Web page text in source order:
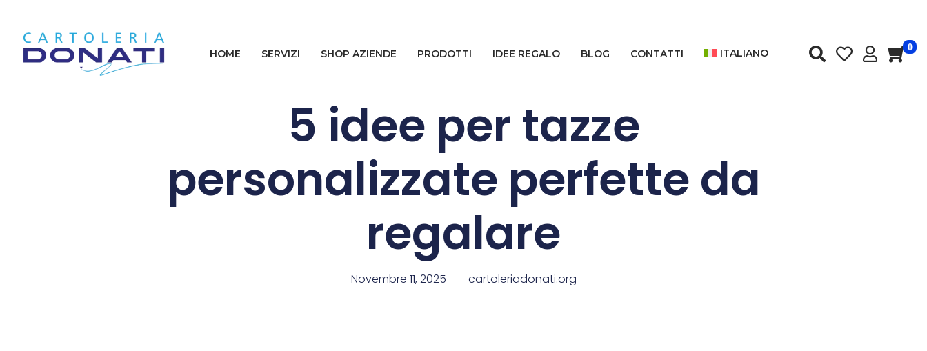
HOME SERVIZI SHOP AZIENDE PRODOTTI IDEE REGALO BLOG CONTATTI ITALIANO
0
5 idee per tazze
personalizzate perfette da
regalare
Novembre 11, 2025 cartoleriadonati.org